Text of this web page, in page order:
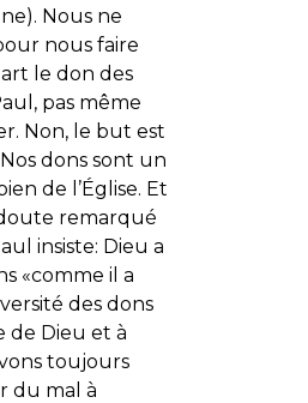
Nous ne
nous faire
le don des
pas même
Non, le but est
dons sont un
de l’Église. Et
remarqué
insiste: Dieu a
«comme il a
des dons
de Dieu et à
toujours
du mal à